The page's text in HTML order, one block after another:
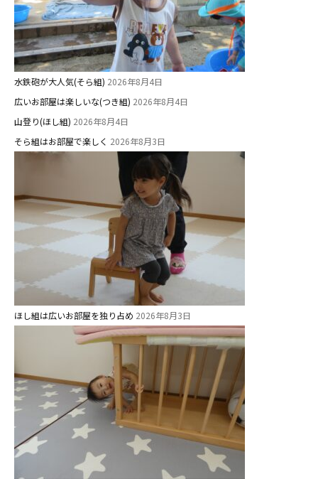
水鉄砲が大人気(そら組) 2026年8月4日
広いお部屋は楽しいな(つき組) 2026年8月4日
山登り(ほし組) 2026年8月4日
そら組はお部屋で楽しく 2026年8月3日
ほし組は広いお部屋を独り占め 2026年8月3日